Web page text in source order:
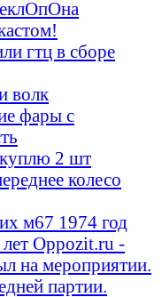
гтц в сборе
волк
фары с
2 шт
колесо
м67 1974 год
Oppozit.ru -
на мероприятии.
партии.